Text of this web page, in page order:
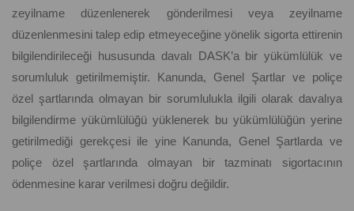
zeyilname düzenlenerek gönderilmesi veya zeyilname
düzenlenmesini talep edip etmeyeceğine yönelik sigorta ettirenin
bilgilendirileceği hususunda davalı DASK’a bir yükümlülük ve
sorumluluk getirilmemiştir. Kanunda, Genel Şartlar ve poliçe
özel şartlarında olmayan bir sorumlulukla ilgili olarak davalıya
bilgilendirme yükümlülüğü yüklenerek bu yükümlülüğün yerine
getirilmediği gerekçesi ile yine Kanunda, Genel Şartlarda ve
poliçe özel şartlarında olmayan bir tazminatı sigortacının
ödenmesine karar verilmesi doğru değildir.